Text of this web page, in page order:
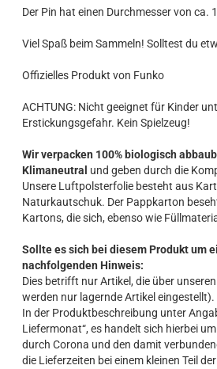
MARVEL
Music
Sports
STAR WARS
Der Pin hat einen Durchmesser von ca.
Viel Spaß beim Sammeln! Solltest du
Offizielles Produkt von Funko
ACHTUNG: Nicht geeignet für Kinder
Erstickungsgefahr. Kein Spielzeug!
Wir verpacken 100% biologisch
Klimaneutral und geben durch die
Unsere Luftpolsterfolie besteht aus
Naturkautschuk. Der Pappkarton
Kartons, die sich, ebenso wie
Sollte es sich bei diesem Produkt um
nachfolgenden Hinweis:
Dies betrifft nur Artikel, die über
werden nur lagernde Artikel eingestellt).
In der Produktbeschreibung unter
Liefermonat“, es handelt sich hierbei
durch Corona und den damit
die Lieferzeiten bei einem kleinen Teil